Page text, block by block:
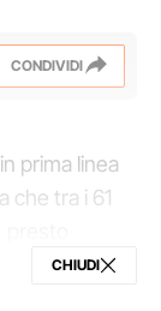
CONDIVIDI
prima linea
che tra i 61
aprile
CHIUDI